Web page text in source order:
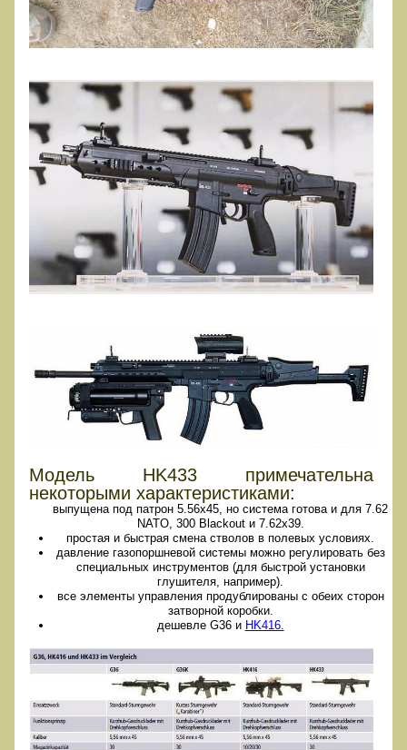
Модель HK433 примечательна
некоторыми характеристиками:
выпущена под патрон 5.56х45, но система готова и для 7.62
NATO, 300 Blackout и 7.62x39.
простая и быстрая смена стволов в полевых условиях.
давление газопоршневой системы можно регулировать без
специальных инструментов (для быстрой установки
глушителя, например).
все элементы управления продублированы с обеих сторон
затворной коробки.
дешевле G36 и HK416.